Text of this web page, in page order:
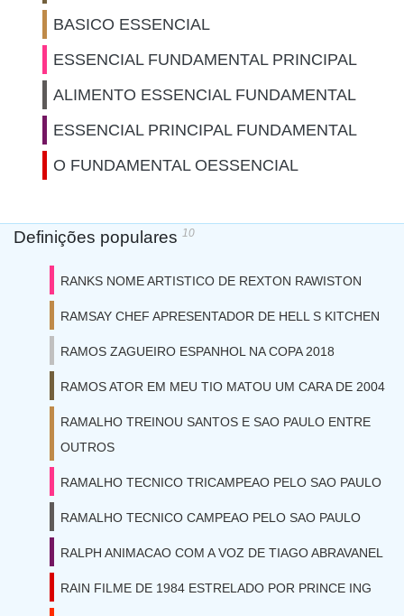
BASICO ESSENCIAL
ESSENCIAL FUNDAMENTAL PRINCIPAL
ALIMENTO ESSENCIAL FUNDAMENTAL
ESSENCIAL PRINCIPAL FUNDAMENTAL
O FUNDAMENTAL OESSENCIAL
Definições populares 10
RANKS NOME ARTISTICO DE REXTON RAWISTON
RAMSAY CHEF APRESENTADOR DE HELL S KITCHEN
RAMOS ZAGUEIRO ESPANHOL NA COPA 2018
RAMOS ATOR EM MEU TIO MATOU UM CARA DE 2004
RAMALHO TREINOU SANTOS E SAO PAULO ENTRE
OUTROS
RAMALHO TECNICO TRICAMPEAO PELO SAO PAULO
RAMALHO TECNICO CAMPEAO PELO SAO PAULO
RALPH ANIMACAO COM A VOZ DE TIAGO ABRAVANEL
RAIN FILME DE 1984 ESTRELADO POR PRINCE ING